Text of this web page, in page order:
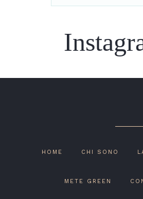
HOME CHI SONO
METE GREEN